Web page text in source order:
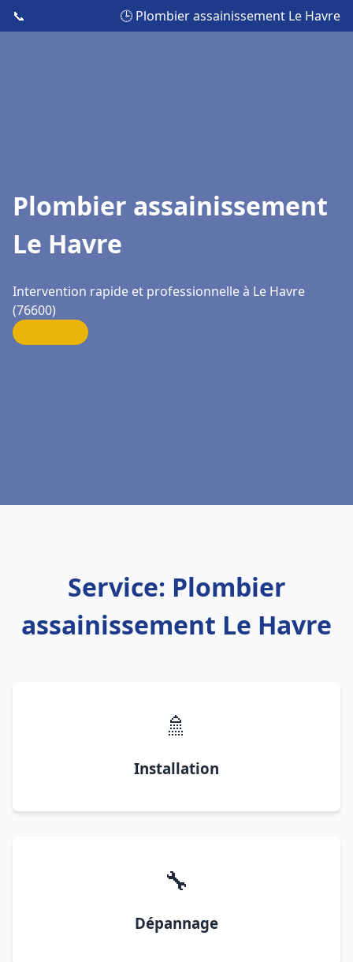
📞 🕒 Plombier assainissement Le Havre
Plombier assainissement
Le Havre
Intervention rapide et professionnelle à Le Havre
(76600)
Service: Plombier
assainissement Le Havre
🚿
Installation
🔧
Dépannage